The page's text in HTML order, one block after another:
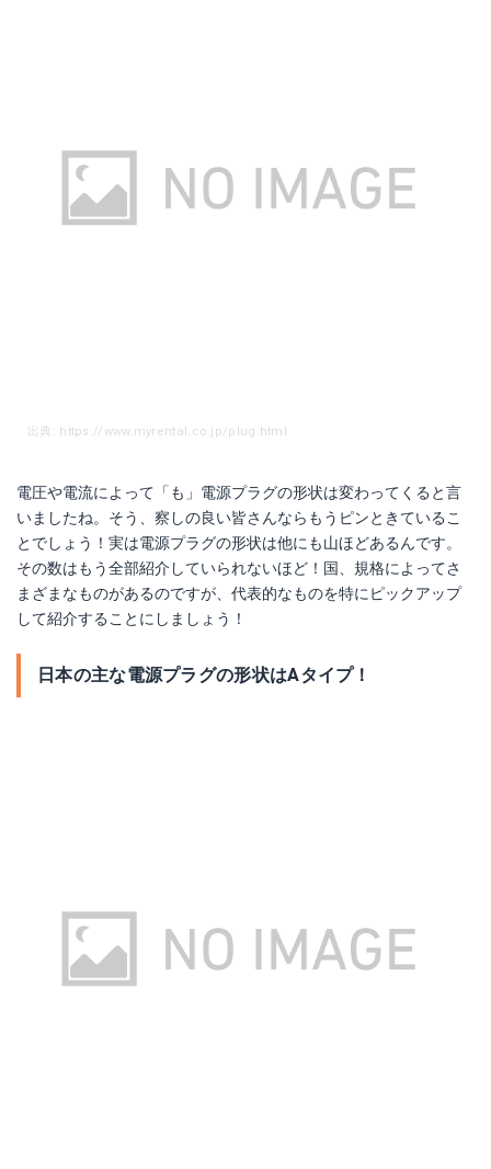
出典: https://www.myrental.co.jp/plug.html
電圧や電流によって「も」電源プラグの形状は変わってくると言
いましたね。そう、察しの良い皆さんならもうピンときているこ
とでしょう！実は電源プラグの形状は他にも山ほどあるんです。
その数はもう全部紹介していられないほど！国、規格によってさ
まざまなものがあるのですが、代表的なものを特にピックアップ
して紹介することにしましょう！
日本の主な電源プラグの形状はAタイプ！